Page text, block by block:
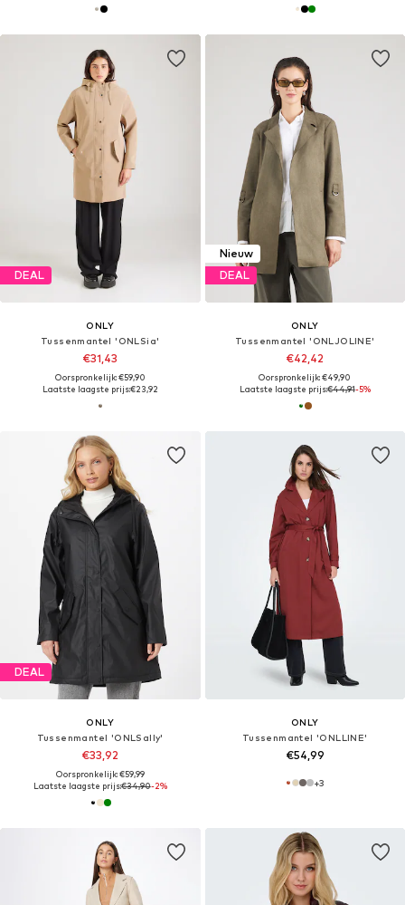
DEAL
ONLY
Tussenmantel 'ONLSia'
€31,43
Oorspronkelijk: €59,90
Laatste laagste prijs:€23,92
Nieuw
DEAL
ONLY
Tussenmantel 'ONLJOLINE'
€42,42
Oorspronkelijk: €49,90
Laatste laagste prijs:€44,91-5%
DEAL
ONLY
Tussenmantel 'ONLSally'
€33,92
Oorspronkelijk: €59,99
Laatste laagste prijs:€34,90-2%
ONLY
Tussenmantel 'ONLLINE'
€54,99
+3